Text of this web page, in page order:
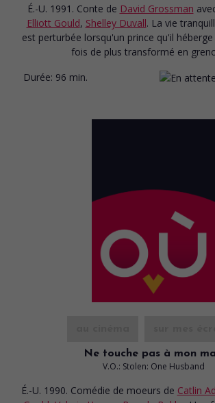
É.-U. 1991. Conte de David Grossman
Elliott Gould, Shelley Duvall. La vie
est perturbée lorsqu'un prince qu'il
fois de plus transformé en
Durée: 96 min.
Ne touche pas à mon
V.O.: Stolen: One Husband
É.-U. 1990. Comédie de moeurs de Catlin